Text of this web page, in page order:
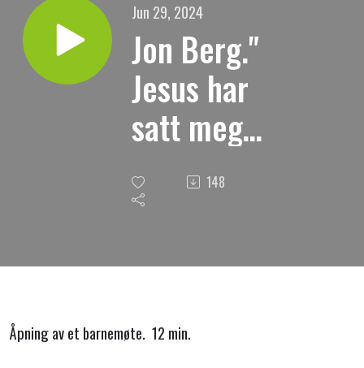
Jun 29, 2024
Jon Berg."
Jesus har
satt meg
inn i
barnekåret
148
Åpning av et barnemøte. 12 min.